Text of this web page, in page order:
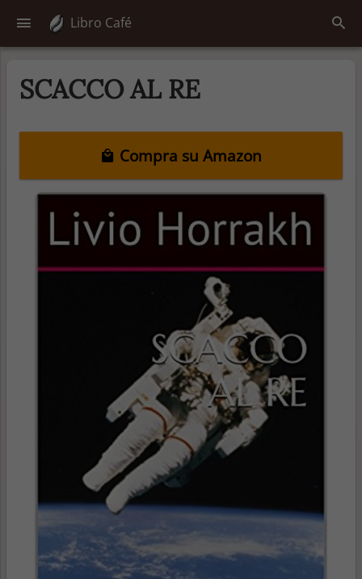
Libro Café
SCACCO AL RE
Compra su Amazon